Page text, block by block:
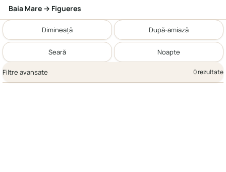
Baia Mare → Figueres
Dimineață După-amiază
Seară Noapte
Filtre avansate 0 rezultate